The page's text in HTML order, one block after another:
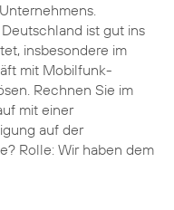
ist gut ins
insbesondere im
mit Mobilfunk-
Rechnen Sie im
mit einer
auf der
Rolle: Wir haben dem